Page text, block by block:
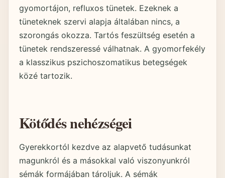
gyomortájon, refluxos tünetek. Ezeknek a
tüneteknek szervi alapja általában nincs, a
szorongás okozza. Tartós feszültség esetén a
tünetek rendszeressé válhatnak. A gyomorfekély
a klasszikus pszichoszomatikus betegségek
közé tartozik.
Kötődés nehézségei
Gyerekkortól kezdve az alapvető tudásunkat
magunkról és a másokkal való viszonyunkról
sémák formájában tároljuk. A sémák